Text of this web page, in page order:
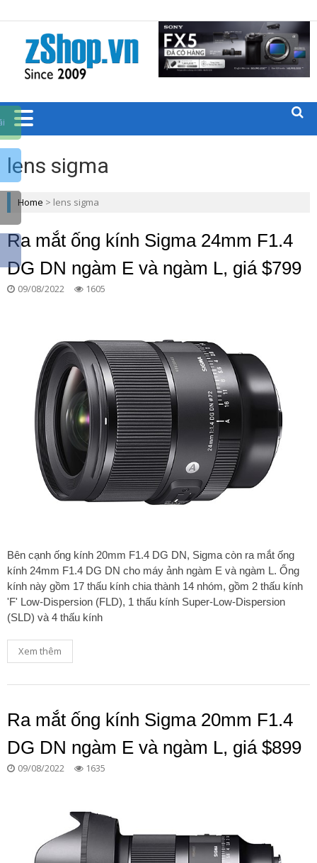
BLOGS CÁC
SẢN PHẨM
CÔNG
lens sigma
Home > lens sigma
Ra mắt ống kính Sigma 24mm F1.4
DG DN ngàm E và ngàm L, giá $799
09/08/2022 1605
Bên cạnh ống kính 20mm F1.4 DG DN, Sigma còn ra mắt ống
kính 24mm F1.4 DG DN cho máy ảnh ngàm E và ngàm L. Ống
kính này gồm 17 thấu kính chia thành 14 nhóm, gồm 2 thấu kính
'F' Low-Dispersion (FLD), 1 thấu kính Super-Low-Dispersion
(SLD) và 4 thấu kính
Xem thêm
Ra mắt ống kính Sigma 20mm F1.4
DG DN ngàm E và ngàm L, giá $899
09/08/2022 1635